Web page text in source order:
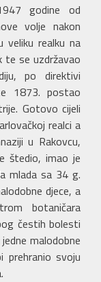
godine od
volje nakon
veliku realku na
te se uzdržavao
po direktivi
1873. postao
Gotovo cijeli
realci a
u Rakovcu,
štedio, imao je
mlada sa 34 g.
djece, a
botaničara
čestih bolesti
malodobne
prehranio svoju